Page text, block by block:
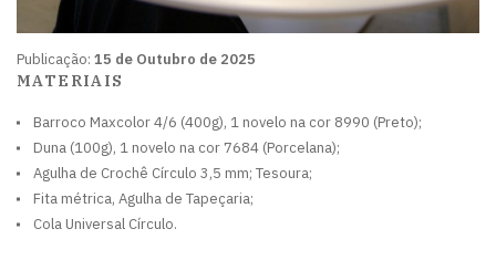
Publicação: 15 de Outubro de 2025
MATERIAIS
Barroco Maxcolor 4/6 (400g), 1 novelo na cor 8990 (Preto);
Duna (100g), 1 novelo na cor 7684 (Porcelana);
Agulha de Crochê Círculo 3,5 mm; Tesoura;
Fita métrica, Agulha de Tapeçaria;
Cola Universal Círculo.